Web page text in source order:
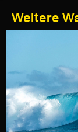
Weitere